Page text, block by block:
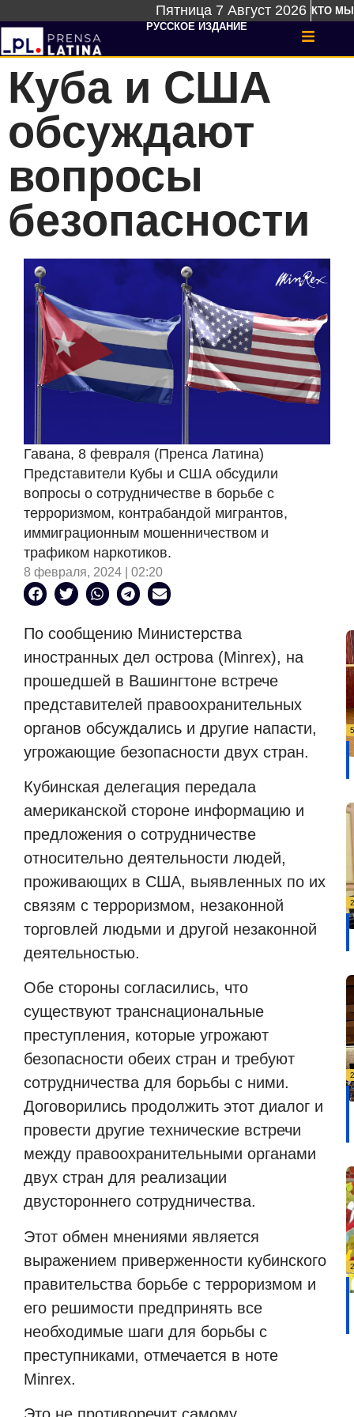
Пятница 7 Август 2026 КТО МЫ
РУССКОЕ ИЗДАНИЕ
Куба и США
обсуждают
вопросы
безопасности
Гавана, 8 февраля (Пренса Латина)
Представители Кубы и США обсудили
вопросы о сотрудничестве в борьбе с
терроризмом, контрабандой мигрантов,
иммиграционным мошенничеством и
трафиком наркотиков.
8 февраля, 2024 | 02:20
По сообщению Министерства
иностранных дел острова (Minrex), на
прошедшей в Вашингтоне встрече
представителей правоохранительных
органов обсуждались и другие напасти,
угрожающие безопасности двух стран.
Кубинская делегация передала
американской стороне информацию и
предложения о сотрудничестве
относительно деятельности людей,
проживающих в США, выявленных по их
связям с терроризмом, незаконной
торговлей людьми и другой незаконной
деятельностью.
Обе стороны согласились, что
существуют транснациональные
преступления, которые угрожают
безопасности обеих стран и требуют
сотрудничества для борьбы с ними.
Договорились продолжить этот диалог и
провести другие технические встречи
между правоохранительными органами
двух стран для реализации
двустороннего сотрудничества.
Этот обмен мнениями является
выражением приверженности кубинского
правительства борьбе с терроризмом и
его решимости предпринять все
необходимые шаги для борьбы с
преступниками, отмечается в ноте
Minrex.